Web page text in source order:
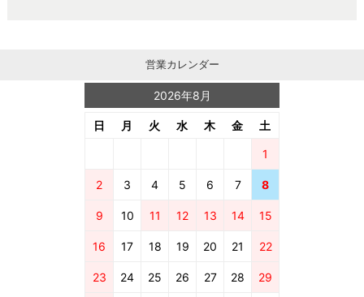
営業カレンダー
2026年8月
日 月 火 水 木 金 土
1
2 3 4 5 6 7 8
9 10 11 12 13 14 15
16 17 18 19 20 21 22
23 24 25 26 27 28 29